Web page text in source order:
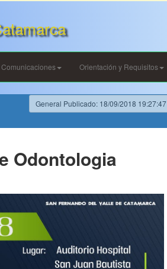
Comunicaciones Orientación y Requisitos
General Publicado: 18/09/2018 19:27:47
Odontologia